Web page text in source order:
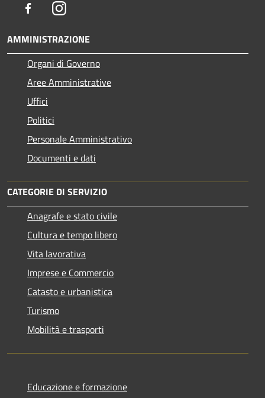
FacebookInstagram
AMMINISTRAZIONE
Organi di Governo
Aree Amministrative
Uffici
Politici
Personale Amministrativo
Documenti e dati
CATEGORIE DI SERVIZIO
Anagrafe e stato civile
Cultura e tempo libero
Vita lavorativa
Imprese e Commercio
Catasto e urbanistica
Turismo
Mobilità e trasporti
Educazione e formazione